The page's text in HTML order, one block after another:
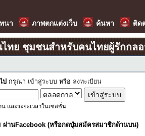
นา ภาพตกแต่งเว็บ ค้นหา ติด
ทย ชุมชนสำหรับคนไทยผู้รักกล
ป กรุณา เข้าสู่ระบบ หรือ ลงทะเบียน
และระยะเวลาในเซสชั่น
ผ่านFacebook (หรือกดปุ่มสมัครสมาชิกด้านบน)